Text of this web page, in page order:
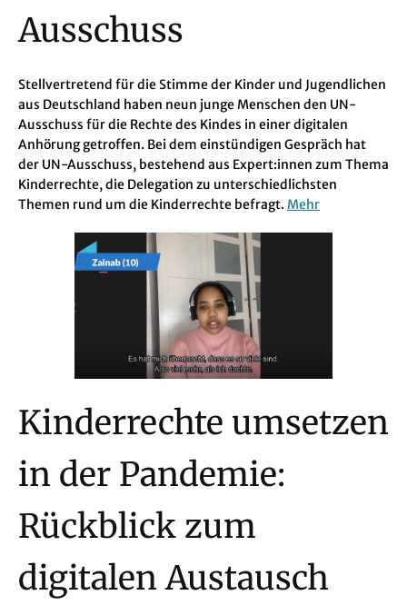
Ausschuss
Stellvertretend für die Stimme der Kinder und Jugendlichen
aus Deutschland haben neun junge Menschen den UN-
Ausschuss für die Rechte des Kindes in einer digitalen
Anhörung getroffen. Bei dem einstündigen Gespräch hat
der UN-Ausschuss, bestehend aus Expert:innen zum Thema
Kinderrechte, die Delegation zu unterschiedlichsten
Themen rund um die Kinderrechte befragt. Mehr
Kinderrechte umsetzen
in der Pandemie:
Rückblick zum
digitalen Austausch